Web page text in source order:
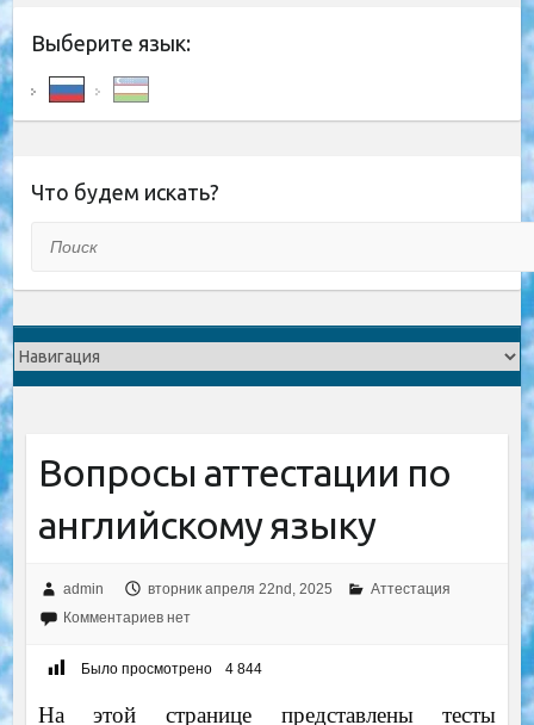
Выберите язык:
Что будем искать?
Вопросы аттестации по
английскому языку
admin вторник апреля 22nd, 2025
Аттестация
Комментариев нет
Было просмотрено 4 844
На этой странице представлены тесты